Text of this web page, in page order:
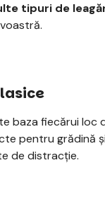
tipuri de
baza fiecărui loc
pentru grădină
de distracție.